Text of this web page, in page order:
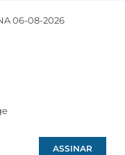
ASSINAR